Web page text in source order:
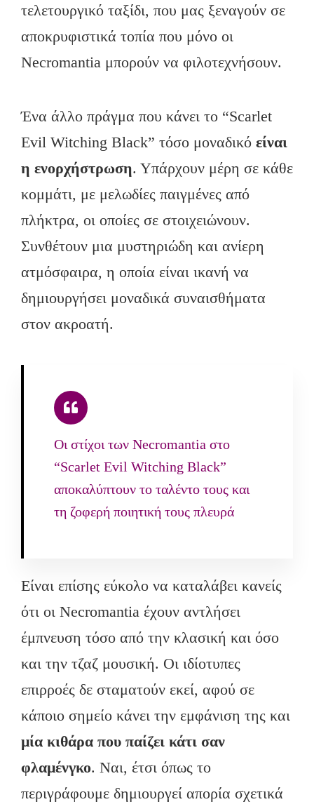
τελετουργικό ταξίδι, που μας ξεναγούν σε
αποκρυφιστικά τοπία που μόνο οι
Necromantia μπορούν να φιλοτεχνήσουν.
Ένα άλλο πράγμα που κάνει το “Scarlet
Evil Witching Black” τόσο μοναδικό είναι
η ενορχήστρωση. Υπάρχουν μέρη σε κάθε
κομμάτι, με μελωδίες παιγμένες από
πλήκτρα, οι οποίες σε στοιχειώνουν.
Συνθέτουν μια μυστηριώδη και ανίερη
ατμόσφαιρα, η οποία είναι ικανή να
δημιουργήσει μοναδικά συναισθήματα
στον ακροατή.
Οι στίχοι των Necromantia στο
“Scarlet Evil Witching Black”
αποκαλύπτουν το ταλέντο τους και
τη ζοφερή ποιητική τους πλευρά
Είναι επίσης εύκολο να καταλάβει κανείς
ότι οι Necromantia έχουν αντλήσει
έμπνευση τόσο από την κλασική και όσο
και την τζαζ μουσική. Οι ιδίοτυπες
επιρροές δε σταματούν εκεί, αφού σε
κάποιο σημείο κάνει την εμφάνιση της και
μία κιθάρα που παίζει κάτι σαν
φλαμένγκο. Ναι, έτσι όπως το
περιγράφουμε δημιουργεί απορία σχετικά